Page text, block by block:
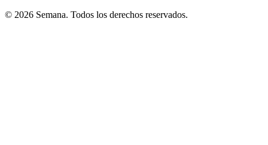
© 2026 Semana. Todos los derechos reservados.